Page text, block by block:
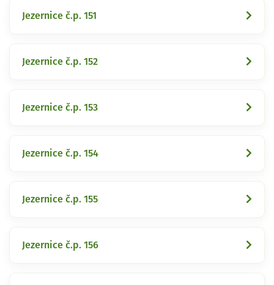
Jezernice č.p. 151
Jezernice č.p. 152
Jezernice č.p. 153
Jezernice č.p. 154
Jezernice č.p. 155
Jezernice č.p. 156